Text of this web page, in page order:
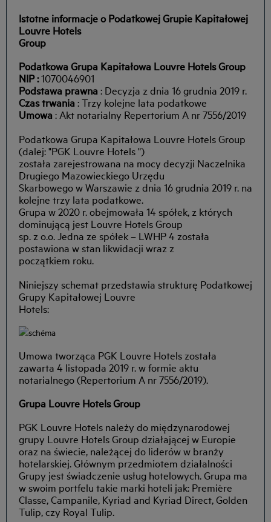
Istotne informacje o Podatkowej Grupie Kapitałowej
Louvre Hotels
Group
Podatkowa Grupa Kapitałowa Louvre Hotels Group
NIP :1070046901
Podstawa prawna : Decyzja z dnia 16 grudnia 2019 r.
Czas trwania : Trzy kolejne lata podatkowe
Umowa : Akt notarialny Repertorium A nr 7556/2019
Podatkowa Grupa Kapitałowa Louvre Hotels Group
(dalej: "PGK Louvre Hotels ")
została zarejestrowana na mocy decyzji Naczelnika
Drugiego Mazowieckiego Urzędu
Skarbowego w Warszawie z dnia 16 grudnia 2019 r. na
kolejne trzy lata podatkowe.
Grupa w 2020 r. obejmowała 14 spółek, z których
dominującą jest Louvre Hotels Group
sp. z o.o. Jedna ze spółek – LWHP 4 została
postawiona w stan likwidacji wraz z
początkiem roku.
Niniejszy schemat przedstawia strukturę Podatkowej
Grupy Kapitałowej Louvre
Hotels:
Umowa tworząca PGK Louvre Hotels została
zawarta 4 listopada 2019 r. w formie aktu
notarialnego (Repertorium A nr 7556/2019).
Grupa Louvre Hotels Group
PGK Louvre Hotels należy do międzynarodowej
grupy Louvre Hotels Group działającej w Europie
oraz na świecie, należącej do liderów w branży
hotelarskiej. Głównym przedmiotem działalności
Grupy jest świadczenie usług hotelowych. Grupa ma
w swoim portfelu takie marki hoteli jak: Première
Classe, Campanile, Kyriad and Kyriad Direct, Golden
Tulip, czy Royal Tulip.